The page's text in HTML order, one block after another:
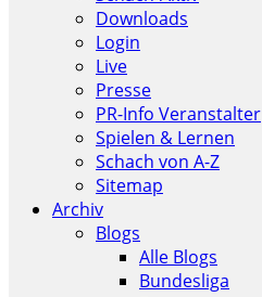
Downloads
Login
Live
Presse
PR-Info Veranstalter
Spielen & Lernen
Schach von A-Z
Sitemap
Archiv
Blogs
Alle Blogs
Bundesliga